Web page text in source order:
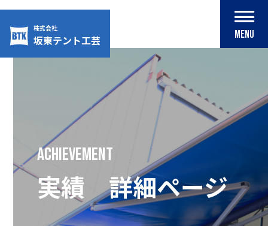
株式会社
坂東テント工芸 MENU
achievement
実績 詳細ページ